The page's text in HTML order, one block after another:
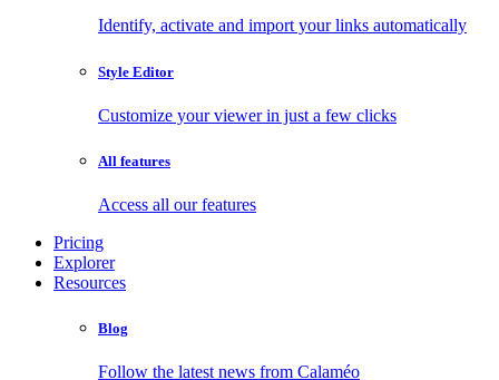
Identify, activate and import your links automatically
Style Editor
Customize your viewer in just a few clicks
All features
Access all our features
Pricing
Explorer
Resources
Blog
Follow the latest news from Calaméo